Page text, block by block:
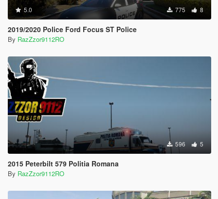
5.0 775 8
2019/2020 Police Ford Focus ST Police
By RazZzor9112RO
596 5
2015 Peterbilt 579 Politia Romana
By RazZzor9112RO